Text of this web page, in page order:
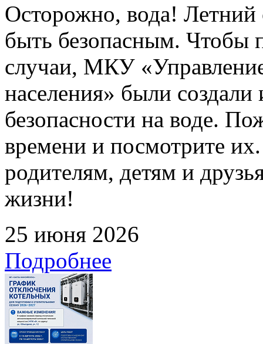
Осторожно, вода! Летний
быть безопасным. Чтобы
случаи, МКУ
населения» были
безопасности на воде.
времени и посмотрите
родителям, детям и
жизни!
25 июня 2026
Подробнее